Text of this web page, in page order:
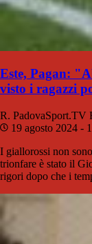
Este, Pagan:
visto i ragazzi
R. PadovaSport.TV
19 agosto 2024 -
I giallorossi non
trionfare è stato il
rigori dopo che i